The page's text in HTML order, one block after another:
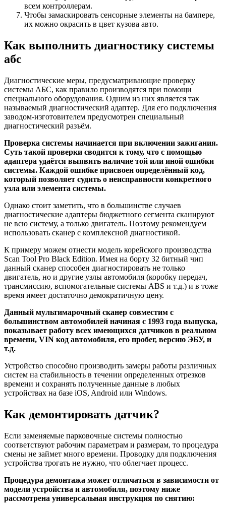
всем контроллерам.
Чтобы замаскировать сенсорные элементы на бампере,
их можно окрасить в цвет кузова авто.
Как выполнить диагностику системы
абс
Диагностические меры, предусматривающие проверку
системы АБС, как правило производятся при помощи
специального оборудования. Одним из них является так
называемый диагностический адаптер. Для его подключения
заводом-изготовителем предусмотрен специальный
диагностический разъём.
Проверка системы начинается при включении зажигания.
Суть такой проверки сводится к тому, что с помощью
адаптера удаётся выявить наличие той или иной ошибки
системы. Каждой ошибке присвоен определённый код,
который позволяет судить о неисправности конкретного
узла или элемента системы.
Однако стоит заметить, что в большинстве случаев
диагностические адаптеры бюджетного сегмента сканируют
не всю систему, а только двигатель. Поэтому рекомендуем
использовать сканер с комплексной диагностикой.
К примеру можем отнести модель корейского производства
Scan Tool Pro Black Edition. Имея на борту 32 битный чип
данный сканер способен диагностировать не только
двигатель, но и другие узлы автомобиля (коробку передач,
трансмиссию, вспомогательные системы ABS и т.д.) и в тоже
время имеет достаточно демократичную цену.
Данный мультимарочный сканер совместим с
большинством автомобилей начиная с 1993 года выпуска,
показывает работу всех имеющихся датчиков в реальном
времени, VIN код автомобиля, его пробег, версию ЭБУ, и
т.д.
Устройство способно производить замеры работы различных
систем на стабильность в течении определенных отрезков
времени и сохранять полученные данные в любых
устройствах на базе iOS, Android или Windows.
Как демонтировать датчик?
Если заменяемые парковочные системы полностью
соответствуют рабочим параметрам и размерам, то процедура
смены не займет много времени. Проводку для подключения
устройства трогать не нужно, что облегчает процесс.
Процедура демонтажа может отличаться в зависимости от
модели устройства и автомобиля, поэтому ниже
рассмотрена универсальная инструкция по снятию: